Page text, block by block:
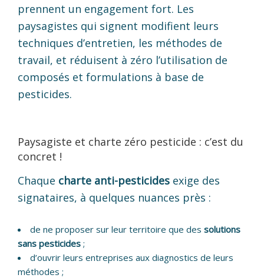
prennent un engagement fort. Les
paysagistes qui signent modifient leurs
techniques d’entretien, les méthodes de
travail, et réduisent à zéro l’utilisation de
composés et formulations à base de
pesticides.
Paysagiste et charte zéro pesticide : c’est du
concret !
Chaque charte anti-pesticides exige des
signataires, à quelques nuances près :
de ne proposer sur leur territoire que des solutions
sans pesticides ;
d’ouvrir leurs entreprises aux diagnostics de leurs
méthodes ;